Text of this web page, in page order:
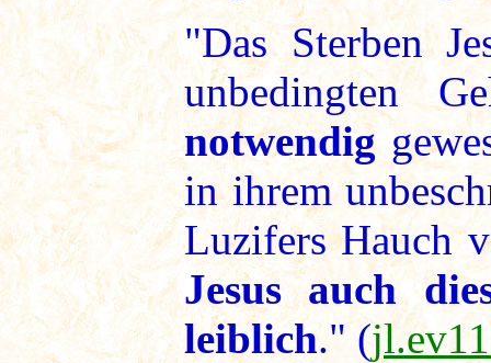
"Das Sterben
unbedingten
notwendig
in ihrem
Luzifers Hauch
Jesus auch
leiblich." (